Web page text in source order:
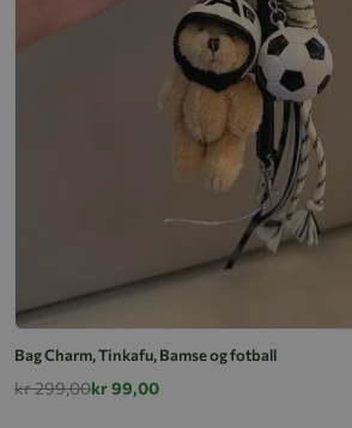
Bag Charm, Tinkafu, Bamse og fotball
kr 299,00kr 99,00